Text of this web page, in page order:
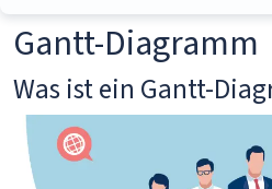
Gantt-Diagramm
Was ist ein Gantt-